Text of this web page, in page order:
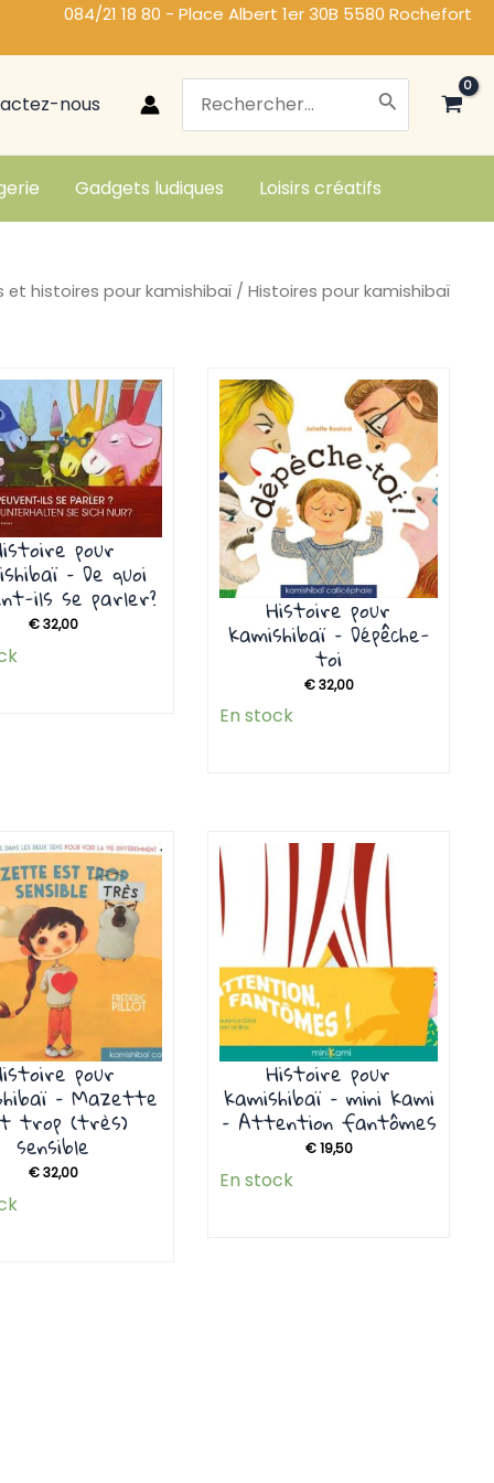
084/21 18 80 - Place Albert 1er 30B 5580 Rochefort
nous
Search
Gadgets ludiques Loisirs créatifs
et histoires pour kamishibaï / Histoires pour kamishibaï
pour
– De quoi
ils se parler?
€32,00 Histoire pour
kamishibaï – Dépêche-
toi
€32,00
En stock
pour
– Mazette
trop (très)
sensible
€32,00
Histoire pour
kamishibaï – mini kami
– Attention fantômes
€19,50
En stock